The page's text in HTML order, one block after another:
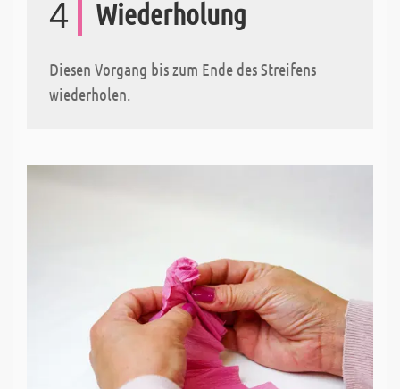
4 Wiederholung
Diesen Vorgang bis zum Ende des Streifens
wiederholen.